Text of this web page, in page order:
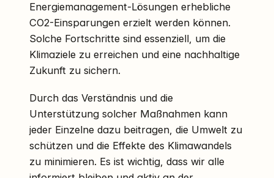
Energiemanagement-Lösungen erhebliche
CO2-Einsparungen erzielt werden können.
Solche Fortschritte sind essenziell, um die
Klimaziele zu erreichen und eine nachhaltige
Zukunft zu sichern.
Durch das Verständnis und die
Unterstützung solcher Maßnahmen kann
jeder Einzelne dazu beitragen, die Umwelt zu
schützen und die Effekte des Klimawandels
zu minimieren. Es ist wichtig, dass wir alle